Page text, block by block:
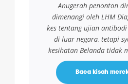
Anugerah penonton
dimenangi oleh LHM
kes tentang ujian
di luar negara, tetapi
kesihatan Belanda tidak
Baca kisah